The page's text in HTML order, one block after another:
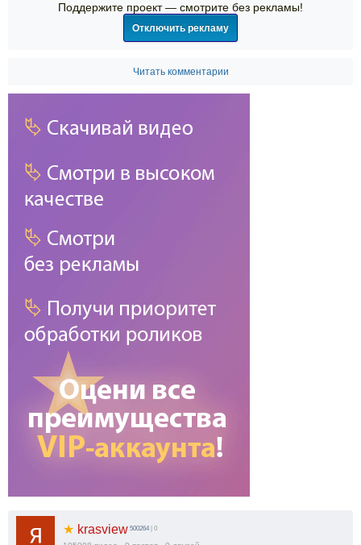
Поддержите проект — смотрите без рекламы!
Отключить рекламу
Читать комментарии
★ krasview 500264 | 0